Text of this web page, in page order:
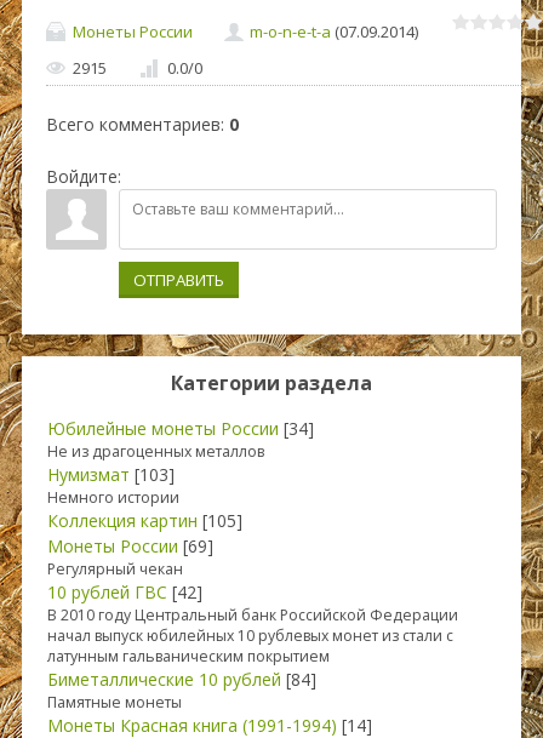
Монеты России m-o-n-e-t-a (07.09.2014)
2915
0.0/0
Всего комментариев: 0
Войдите:
ОТПРАВИТЬ
Категории раздела
Юбилейные монеты России [34]
Не из драгоценных металлов
Нумизмат [103]
Немного истории
Коллекция картин [105]
Монеты России [69]
Регулярный чекан
10 рублей ГВС [42]
В 2010 году Центральный банк Российской Федерации
начал выпуск юбилейных 10 рублевых монет из стали с
латунным гальваническим покрытием
Биметаллические 10 рублей [84]
Памятные монеты
Монеты Красная книга (1991-1994) [14]